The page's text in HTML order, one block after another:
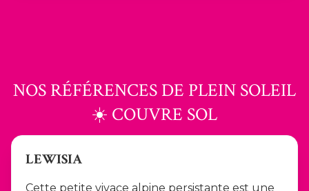
NOS RÉFÉRENCES DE PLEIN SOLEIL
☀️ COUVRE SOL
LEWISIA
Cette petite vivace alpine persistante est une